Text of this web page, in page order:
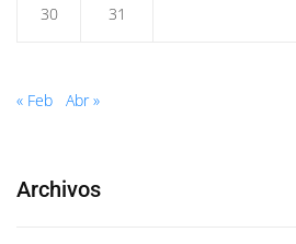
30 31
« Feb Abr »
Archivos